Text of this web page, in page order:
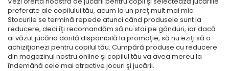
preferate ale copilului tău, acum la un preţ mult mai mic.
Stocurile se termină repede atunci când produsele sunt la
reducere, deci îţi recomandăm să nu stai pe gânduri, iar dacă
ai văzut jucăria dorită disponibilă la promoţie, să nu eziţi să o
achiziţionezi pentru copilul tău. Cumpără produse cu reducere
din magazinul nostru online şi copilul tău va avea mereu la
îndemână cele mai atractive jocuri şi jucării.